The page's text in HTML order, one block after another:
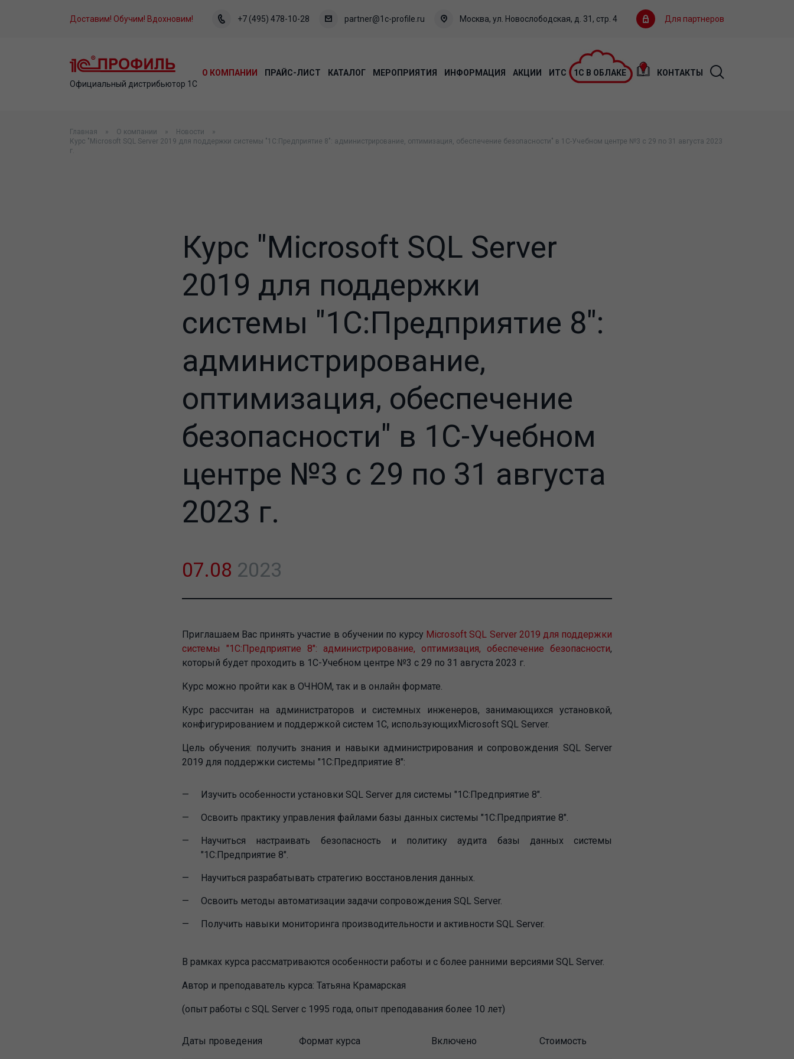
Доставим! Обучим! Вдохновим! +7 (495) 478-10-28 partner@1c-profile.ru Москва, ул. Новослободская, д. 31, стр. 4 Для партнеров
Официальный дистрибьютор 1С
О КОМПАНИИ ПРАЙС-ЛИСТ КАТАЛОГ МЕРОПРИЯТИЯ ИНФОРМАЦИЯ АКЦИИ ИТС 1С В ОБЛАКЕ КОНТАКТЫ
Главная О компании
Новости
Курс "Microsoft SQL Server 2019 для поддержки системы "1С:Предприятие 8": администрирование, оптимизация, обеспечение безопасности" в 1С-Учебном центре №3 с 29 по 31 августа 2023
г.
Курс "Microsoft SQL Server
2019 для поддержки
системы "1С:Предприятие 8":
администрирование,
оптимизация, обеспечение
безопасности" в 1С-Учебном
центре №3 с 29 по 31 августа
2023 г.
07.08 2023
Приглашаем Вас принять участие в обучении по курсу Microsoft SQL Server 2019 для поддержки
системы "1С:Предприятие 8": администрирование, оптимизация, обеспечение безопасности,
который будет проходить в 1С-Учебном центре №3 с 29 по 31 августа 2023 г.
Курс можно пройти как в ОЧНОМ, так и в онлайн формате.
Курс рассчитан на администраторов и системных инженеров, занимающихся установкой,
конфигурированием и поддержкой систем 1С, использующихMicrosoft SQL Server.
Цель обучения: получить знания и навыки администрирования и сопровождения SQL Server
2019 для поддержки системы "1С:Предприятие 8":
Изучить особенности установки SQL Server для системы "1С:Предприятие 8".
Освоить практику управления файлами базы данных системы "1С:Предприятие 8".
Научиться настраивать безопасность и политику аудита базы данных системы
"1С:Предприятие 8".
Научиться разрабатывать стратегию восстановления данных.
Освоить методы автоматизации задачи сопровождения SQL Server.
Получить навыки мониторинга производительности и активности SQL Server.
В рамках курса рассматриваются особенности работы и с более ранними версиями SQL Server.
Автор и преподаватель курса: Татьяна Крамарская
(опыт работы с SQL Server c 1995 года, опыт преподавания более 10 лет)
Даты проведения Формат курса Включено Стоимость